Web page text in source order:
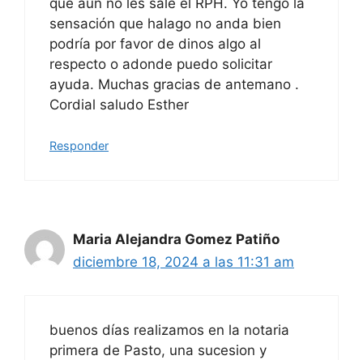
sensación que halago no anda bien
podría por favor de dinos algo al
respecto o adonde puedo solicitar
ayuda. Muchas gracias de antemano .
Cordial saludo Esther
Responder
Maria Alejandra Gomez Patiño
diciembre 18, 2024 a las 11:31 am
buenos días realizamos en la notaria
primera de Pasto, una sucesion y